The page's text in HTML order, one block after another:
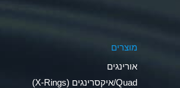
Ammonia Anhydrous
מוצרים
אורינגים
Quad/איקסרינגים (X-Rings)